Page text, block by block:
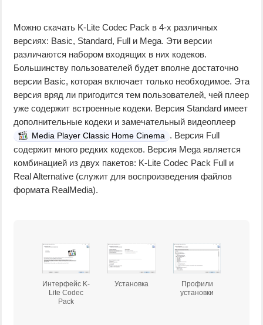
Можно скачать K-Lite Codec Pack в 4-х различных
версиях: Basic, Standard, Full и Mega. Эти версии
различаются набором входящих в них кодеков.
Большинству пользователей будет вполне достаточно
версии Basic, которая включает только необходимое. Эта
версия вряд ли пригодится тем пользователей, чей плеер
уже содержит встроенные кодеки. Версия Standard имеет
дополнительные кодеки и замечательный видеоплеер
Media Player Classic Home Cinema
. Версия Full
содержит много редких кодеков. Версия Mega является
комбинацией из двух пакетов: K-Lite Codec Pack Full и
Real Alternative (служит для воспроизведения файлов
формата RealMedia).
Интерфейс K-
Lite Codec
Pack
Установка
Профили
установки